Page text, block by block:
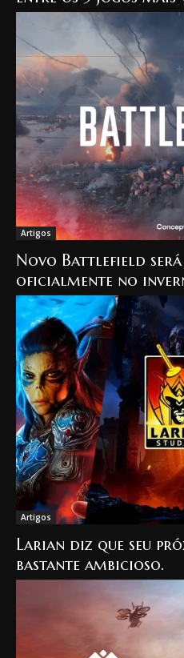
jornalista.
Artigos
Novo Battlefield
oficialmente no
Artigos
Larian diz que seu
bastante ambicioso.